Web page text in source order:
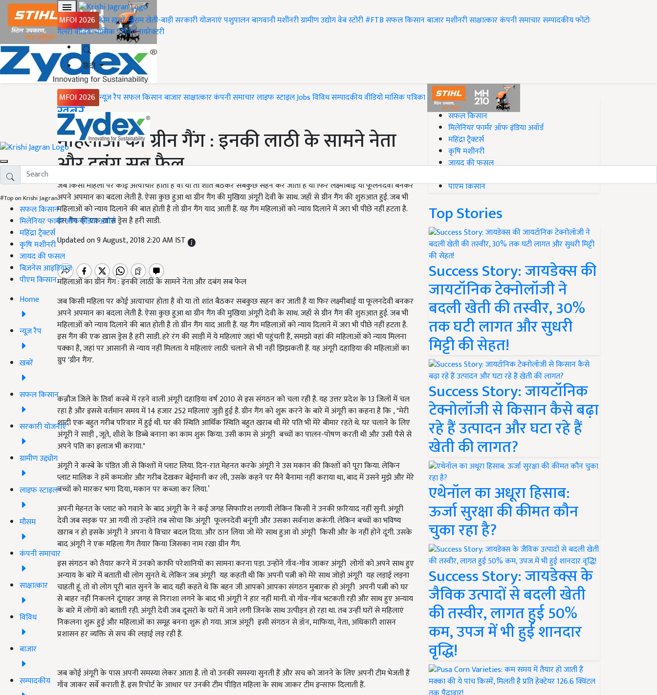
MFOI 2026 होमख़बरेंमौसमखेती-बाड़ीसरकारी योजनाएंपशुपालनबागवानीमशीनरीग्रामीण उद्योगवेब स्टोरी#FTBसफल किसानबाजारमशीनरीसाक्षात्कारकंपनी समाचारसम्पादकीयफोटो
गैलरीवीडियोमासिक पत्रिकाडायरेक्टरी
हिंदी
MFOI 2026 न्यूज़ रैपसफल किसानबाजारसाक्षात्कारकंपनी समाचारलाइफ स्टाइलJobsविविधसम्पादकीयवीडियोमासिक पत्रिका
#Top on Krishi Jagran
सफल किसान
मिलेनियर फार्मर ऑफ इंडिया अवॉर्ड
महिंद्रा ट्रैक्टर्स
कृषि मशीनरी
जायद की फसल
बिज़नेस आइडियाज
पीएम किसान
Home
न्यूज़ रैप
खबरें
सफल किसान
सरकारी योजनाएं
ग्रामीण उद्द्योग
लाइफ स्टाइल
मौसम
कंपनी समाचार
साक्षात्कार
विविध
बाजार
सम्पादकीय
Home
ख़बरें
महिलाओं का ग्रीन गैंग : इनकी लाठी के सामने नेता
और दबंग सब फ़ैल
जब किसी महिला पर कोई अत्याचार होता है वो या तो शांत बैठकर सबकुछ सहन कर जाती है या फिर लक्ष्मीबाई या फूलनदेवी बनकर
अपने अपमान का बदला लेती है. ऐसा कुछ हुआ था ग्रीन गैंग की मुखिया अंगूरी देवी के साथ. जहाँ से ग्रीन गैंग की शुरुआत हुई. जब भी
महिलाओं को न्याय दिलाने की बात होती है तो ग्रीन गैंग याद आती हैं. यह गैंग महिलाओं को न्याय दिलाने में जरा भी पीछे नहीं हटता है.
इस गैंग की एक ख़ास ड्रेस है हरी साडी.
Updated on 9 August, 2018 2:20 AM IST
महिलाओं का ग्रीन गैंग : इनकी लाठी के सामने नेता और दबंग सब फेल
जब किसी महिला पर कोई अत्याचार होता है वो या तो शांत बैठकर सबकुछ सहन कर जाती है या फिर लक्ष्मीबाई या फूलनदेवी बनकर
अपने अपमान का बदला लेती है. ऐसा कुछ हुआ था ग्रीन गैंग की मुखिया अंगूरी देवी के साथ. जहाँ से ग्रीन गैंग की शुरुआत हुई. जब भी
महिलाओं को न्याय दिलाने की बात होती है तो ग्रीन गैंग याद आती हैं. यह गैंग महिलाओं को न्याय दिलाने में जरा भी पीछे नहीं हटता है.
इस गैंग की एक ख़ास ड्रेस है हरी साडी. हरे रंग की साड़ी में ये महिलाएं जहां भी पहुंचती हैं, समझो वहां की महिलाओं को न्याय मिलना
पक्का है, जहां पर आसानी से न्याय नहीं मिलता ये महिलाएं लाठी चलाने से भी नहीं झिझकती हैं. यह अंगूरी दहाड़िया की महिलाओं का
ग्रुप 'ग्रीन गैंग'.
कन्नौज जिले के तिर्वा कस्बे में रहने वाली अंगूरी दहाड़िया वर्ष 2010 से इस संगठन को चला रही है. यह उत्तर प्रदेश के 13 जिलों में चल
रहा है और इससे वर्तमान समय में 14 हजार 252 महिलाएं जुड़ी हुई है. ग्रीन गैंग को शुरू करने के बारे में अंगूरी का कहना है कि , "मेरी
शादी एक बहुत गरीब परिवार में हुई थी. घर की स्थिति आर्थिक स्थिति बहुत खराब थी मेरे पति भी मेरे बीमार रहते थे. घर चलाने के लिए
अंगूरी ने साड़ी , जूते, शीशे के डिब्बे बनाना का काम शुरू किया. उसी काम से अंगूरी बच्चों का पालन-पोषण करती थी और उसी पैसे से
अपने पति का इलाज भी कराया."
अंगूरी ने कस्बे के पंडित जी से किश्तों में प्लाट लिया. दिन-रात मेहनत करके अंगूरी ने उस मकान की किश्तों को पूरा किया. लेकिन
प्लाट मालिक ने हमें कमजोर और गरीब देखकर बेईमानी कर ली, उसके कहने पर मैने बैनामा नहीं कराया था, बाद में उसने मुझे और मेरे
बच्चों को मारकर भगा दिया, मकान पर कब्जा कर लिया.’
अपनी मेहनत के प्लाट को गवाने के बाद अंगूरी के ने कई जगह सिफारिश लगायी लेकिन किसी ने उनकी फ़रियाद नहीं सुनी. अंगूरी
देवी जब सड़क पर आ गयी तो उन्होंने तब सोचा कि अंगूरी फूलनदेवी बनूंगी और उसका सर्वनाश करूंगी. लेकिन बच्चों का भविष्य
खराब न हो इसके अंगूरी ने अपना ये विचार बदल दिया. और ठान लिया जो मेरे साथ हुआ वो अंगूरी किसी और के नहीं होने दूंगी. उसके
बाद अंगूरी ने एक महिला गैंग तैयार किया जिसका नाम रखा ग्रीन गैंग.
इस संगठन को तैयार करने में उनको काफी परेशानियों का सामना करना पड़ा. उन्होंने गाँव-गाँव जाकर अंगूरी लोगों को अपने साथ हुए
अन्याय के बारे में बताती थी लोग सुनते थे. लेकिन जब अंगूरी यह कहती थी कि अपनी पत्नी को मेरे साथ जोड़ो अंगूरी यह लड़ाई लड़ना
चाहती हूं. तो वो लोग पूरी बात सुनने के बाद यही कहते थे कि बहन जी आपको आपका संगठन मुबारक हो अंगूरी अपनी पत्नी को घर
से बाहर नहीं निकलने दूंगाहर जगह से निराशा लगने के बाद भी अंगूरी ने हार नहीं मानी. वो गाँव-गाँव भटकती रही और साथ हुए अन्याय
के बारे में लोगों को बताती रही. अंगूरी देवी जब दूसरों के घरों में जाने लगी जिनके साथ उत्पीड़न हो रहा था. तब उन्हीं घरों से महिलाएं
निकलना शुरू हुई और महिलाओं का समूह बनना शुरू हो गया. आज अंगूरी इसी संगठन से डॉन, माफिया, नेता, अधिकारी शासन
प्रशासन हर व्यक्ति से सच की लड़ाई लड़ रही हैं.
जब कोई अंगूरी के पास अपनी समस्या लेकर आता है. तो वो उनकी समस्या सुनती हैं और सच को जानने के लिए अपनी टीम भेजती हैं
गाँव जाकर सर्वे कराती हैं. इस रिपोर्ट के आधार पर उनकी टीम पीड़ित महिला के साथ जाकर टीम इन्साफ दिलाती हैं.
#Top on Krishi Jagran
सफल किसान
मिलेनियर फार्मर ऑफ इंडिया अवॉर्ड
महिंद्रा ट्रैक्टर्स
कृषि मशीनरी
जायद की फसल
पीएम किसान
Top Stories
Success Story: जायडेक्स की
जायटॉनिक टेक्नोलॉजी ने
बदली खेती की तस्वीर, 30%
तक घटी लागत और सुधरी
मिट्टी की सेहत!
Success Story: जायटॉनिक
टेक्नोलॉजी से किसान कैसे बढ़ा
रहे हैं उत्पादन और घटा रहे हैं
खेती की लागत?
एथेनॉल का अधूरा हिसाब:
ऊर्जा सुरक्षा की कीमत कौन
चुका रहा है?
Success Story: जायडेक्स के
जैविक उत्पादों से बदली खेती
की तस्वीर, लागत हुई 50%
कम, उपज में भी हुई शानदार
वृद्धि!